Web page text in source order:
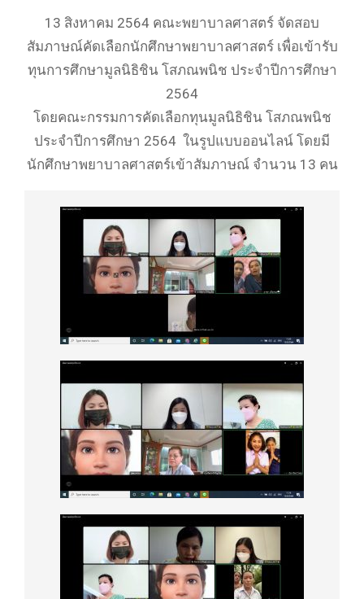
13 สิงหาคม 2564 คณะพยาบาลศาสตร์ จัดสอบ
สัมภาษณ์คัดเลือกนักศึกษาพยาบาลศาสตร์ เพื่อเข้ารับ
ทุนการศึกษามูลนิธิชิน โสภณพนิช ประจำปีการศึกษา
2564
โดยคณะกรรมการคัดเลือกทุนมูลนิธิชิน โสภณพนิช
ประจำปีการศึกษา 2564 ในรูปแบบออนไลน์ โดยมี
นักศึกษาพยาบาลศาสตร์เข้าสัมภาษณ์ จำนวน 13 คน